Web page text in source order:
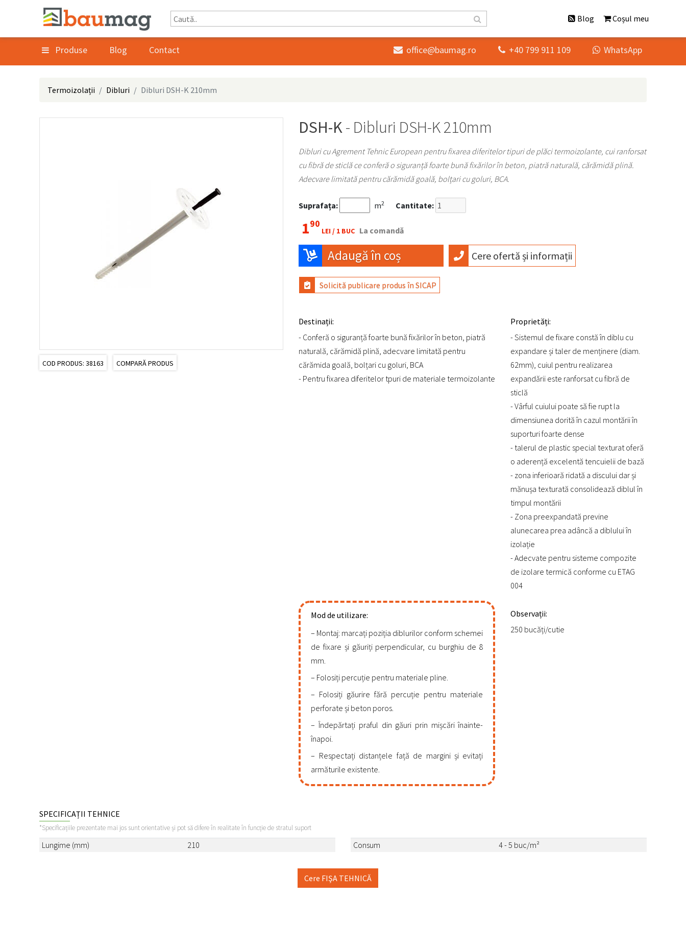
Blog Coșul meu
Produse Blog Contact  office@baumag.ro  +40 799 911 109  WhatsApp
Termoizolații Dibluri Dibluri DSH-K 210mm
COD PRODUS: 38163 COMPARĂ PRODUS
DSH-K- Dibluri DSH-K 210mm
Dibluri cu Agrement Tehnic European pentru fixarea diferitelor tipuri de plăci termoizolante, cui ranforsat
cu fibră de sticlă ce conferă o siguranță foarte bună fixărilor în beton, piatră naturală, cărămidă plină.
Adecvare limitată pentru cărămidă goală, bolțari cu goluri, BCA.
Suprafața: m2 Cantitate:
190
LEI / 1 BUC La comandă
Adaugă în coș Cere ofertă și informații
Solicită publicare produs în SICAP
Destinații:
- Conferă o siguranță foarte bună fixărilor în beton, piatră
naturală, cărămidă plină, adecvare limitată pentru
cărămida goală, bolțari cu goluri, BCA
- Pentru fixarea diferitelor tpuri de materiale termoizolante
Proprietăți:
- Sistemul de fixare constă în diblu cu
expandare și taler de menținere (diam.
62mm), cuiul pentru realizarea
expandării este ranforsat cu fibră de
sticlă
- Vârful cuiului poate să fie rupt la
dimensiunea dorită în cazul montării în
suporturi foarte dense
- talerul de plastic special texturat oferă
o aderență excelentă tencuielii de bază
- zona inferioară ridată a discului dar și
mănușa texturată consolidează diblul în
timpul montării
- Zona preexpandată previne
alunecarea prea adâncă a diblului în
izolație
- Adecvate pentru sisteme compozite
de izolare termică conforme cu ETAG
004
Mod de utilizare:
Montaj: marcați poziția diblurilor conform schemei
de fixare și găuriți perpendicular, cu burghiu de 8
mm.
Folosiți percuție pentru materiale pline.
Folosiți găurire fără percuție pentru materiale
perforate și beton poros.
Îndepărtați praful din găuri prin mișcări înainte-
înapoi.
Respectați distanțele față de margini și evitați
armăturile existente.
Observații:
250 bucăți/cutie
SPECIFICAȚII TEHNICE
*Specificațiile prezentate mai jos sunt orientative și pot să difere în realitate în funcție de stratul suport
Lungime (mm) 210 Consum 4 - 5 buc/m²
Cere FIŞA TEHNICĂ